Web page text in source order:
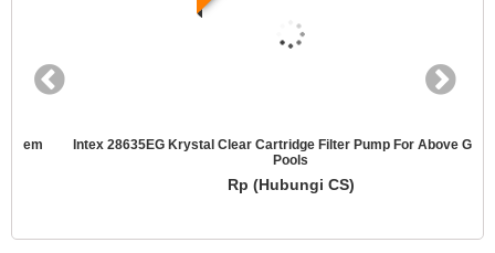
Intex 28635EG Krystal Clear Cartridge Filter Pump For Above Ground
Rp (Hubungi CS)